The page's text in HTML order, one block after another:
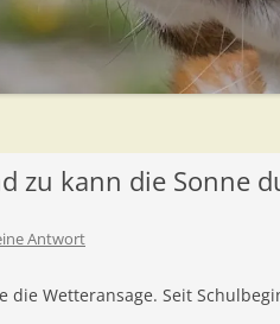
zu kann die Sonne
Antwort
die Wetteransage. Seit